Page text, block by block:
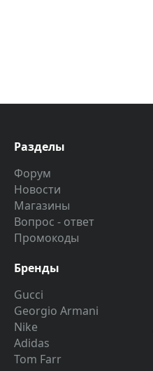
Разделы
Форум
Новости
Магазины
Вопрос - ответ
Промокоды
Бренды
Gucci
Georgio Armani
Nike
Adidas
Tom Farr